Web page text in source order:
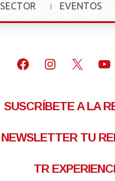
SECTOR
»
EVENTOS
»
Facebook
Instagram
X
SUSCRÍBETE A LA
NEWSLETTER TU
TR